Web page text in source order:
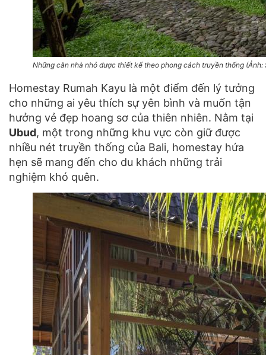
Những căn nhà nhỏ được thiết kế theo phong cách truyền thống (Ảnh:
Homestay Rumah Kayu là một điểm đến lý tưởng
cho những ai yêu thích sự yên bình và muốn tận
hưởng vẻ đẹp hoang sơ của thiên nhiên. Nằm tại
Ubud, một trong những khu vực còn giữ được
nhiều nét truyền thống của Bali, homestay hứa
hẹn sẽ mang đến cho du khách những trải
nghiệm khó quên.